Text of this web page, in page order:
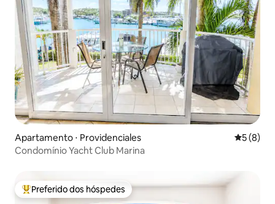
Apartamento ⋅ Providenciales 5 de
5 (8)
Condomínio Yacht Club Marina
Entre os melhores preferidos dos hóspedes
Preferido dos hóspedes